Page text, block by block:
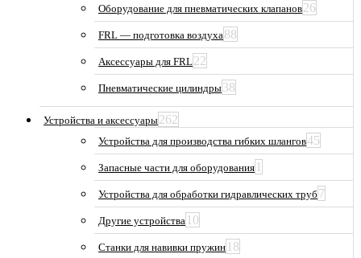
Оборудование для пневматических клапанов26
FRL — подготовка воздуха88
Аксессуары для FRL22
Пневматические цилиндры38
Устройства и аксессуары262
Устройства для производства гибких шлангов45
Запасные части для оборудования 1
Устройства для обработки гидравлических труб 7
Другие устройства 10
Станки для навивки пружин 18